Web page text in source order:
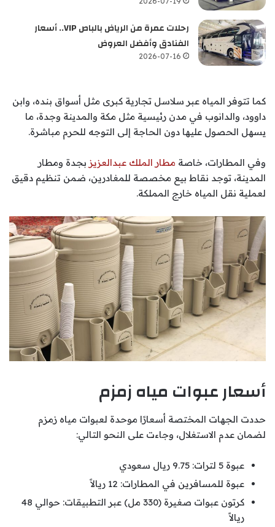
رحلات عمرة من الرياض بالباص VIP.. أسعار
الفنادق وأفضل العروض
2026-07-16
كما تتوفر المياه عبر سلاسل تجارية كبرى مثل أسواق بنده، وابن
داوود، والدانوب في مدن رئيسية مثل مكة والمدينة وجدة، ما
يسهل الحصول عليها دون الحاجة إلى التوجه للحرم مباشرة.
وفي المطارات، خاصة مطار الملك عبدالعزيز بجدة ومطار
المدينة، توجد نقاط بيع مخصصة للمغادرين، ضمن تنظيم دقيق
لعملية نقل المياه خارج المملكة.
أسعار عبوات مياه زمزم
حددت الجهات المختصة أسعارًا موحدة لعبوات مياه زمزم
لضمان عدم الاستغلال، وجاءت على النحو التالي:
عبوة 5 لترات: 9.75 ريال سعودي
عبوة للمسافرين في المطارات: 12 ريالاً
كرتون عبوات صغيرة (330 مل) عبر التطبيقات: حوالي 48
ريالاً